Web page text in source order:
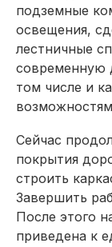
подземные
освещения,
лестничные
современную
том числе и
Сейчас
покрытия
строить
Завершить
После этого
приведена к